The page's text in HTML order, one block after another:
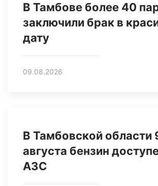
В Тамбове более 40
заключили брак в
дату
09.08.2026
В Тамбовской области
августа бензин
АЗС